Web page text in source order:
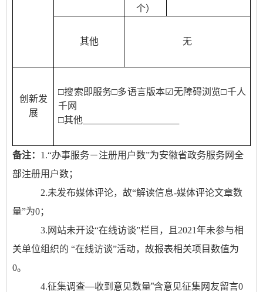
个）
其他 无
创新发
展
□搜索即服务□多语言版本☑无障碍浏览□千人
千网
□其他
备注： 1.“办事服务－注册用户数”为安徽省政务服务网全
部注册用户数；
2.未发布媒体评论，故“解读信息-媒体评论文章数
量”为0；
3.网站未开设“在线访谈”栏目，
且 2021年未参与相
关单位组织的 “在线访谈”活动，故报表相关项目数值为
0。
4.征集调查—收到意见数量”含意见征集网友留言0